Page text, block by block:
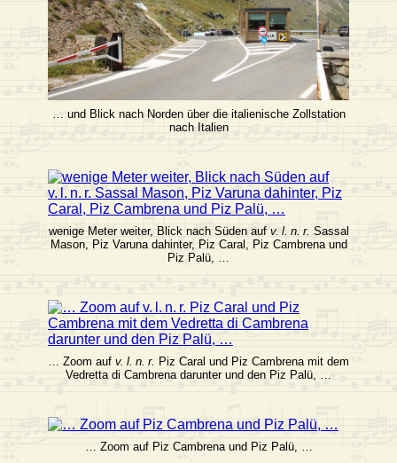
… und Blick nach Norden über die italienische Zollstation
nach Italien
wenige Meter weiter, Blick nach Süden auf v. l. n. r. Sassal
Mason, Piz Varuna dahinter, Piz Caral, Piz Cambrena und
Piz Palü, …
… Zoom auf v. l. n. r. Piz Caral und Piz Cambrena mit dem
Vedretta di Cambrena darunter und den Piz Palü, …
… Zoom auf Piz Cambrena und Piz Palü, …